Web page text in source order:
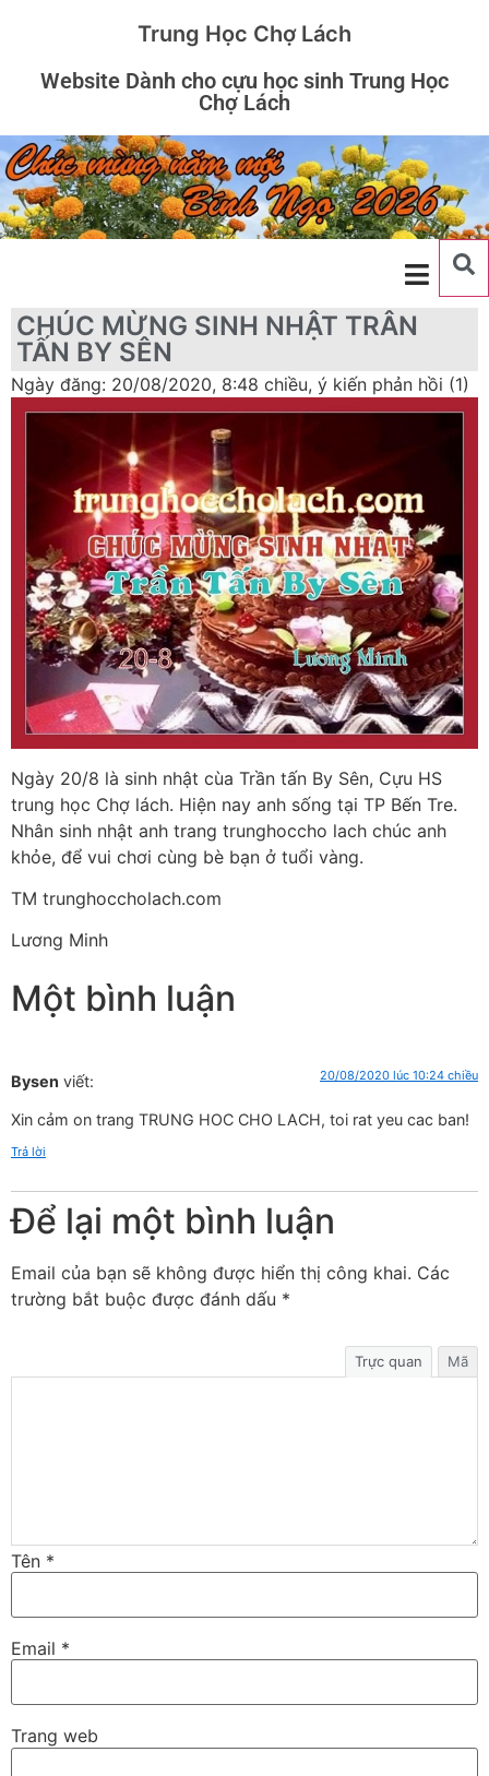
Trung Học Chợ Lách
Website Dành cho cựu học sinh Trung Học
Chợ Lách
CHÚC MỪNG SINH NHẬT TRÂN
TẤN BY SÊN
Ngày đăng: 20/08/2020, 8:48 chiều, ý kiến phản hồi (1)
Ngày 20/8 là sinh nhật cùa Trần tấn By Sên, Cựu HS
trung học Chợ lách. Hiện nay anh sống tại TP Bến Tre.
Nhân sinh nhật anh trang trunghoccho lach chúc anh
khỏe, để vui chơi cùng bè bạn ở tuổi vàng.
TM trunghoccholach.com
Lương Minh
Một bình luận
Bysen viết: 20/08/2020 lúc 10:24 chiều
Xin cảm on trang TRUNG HOC CHO LACH, toi rat yeu cac ban!
Trả lời
Để lại một bình luận
Email của bạn sẽ không được hiển thị công khai. Các
trường bắt buộc được đánh dấu *
Trực quan Mã
Tên *
Email *
Trang web